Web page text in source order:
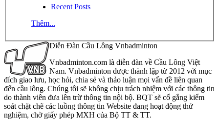
Recent Posts
Thêm...
Diễn Đàn Cầu Lông Vnbadminton
Vnbadminton.com là diễn đàn về Cầu Lông Việt
Nam. Vnbadminton được thành lập từ 2012 với mục
đích giao lưu, học hỏi, chia sẻ và thảo luận mọi vấn đề liên quan
đến cầu lông. Chúng tôi sẽ không chịu trách nhiệm với các thông tin
do thành viên đưa lên trừ thông tin nội bộ. BQT sẽ cố gắng kiểm
soát chặt chẽ các luồng thông tin Website đang hoạt động thử
nghiệm, chờ giấy phép MXH của Bộ TT & TT.